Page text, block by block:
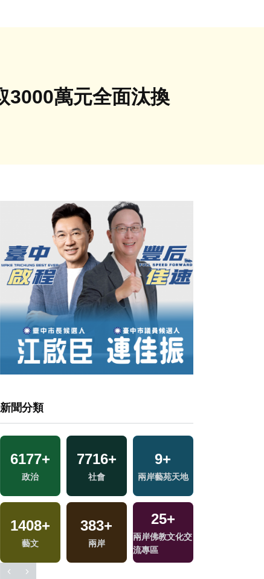
3000萬元全面汰換
新聞分類
6177+
政治
7716+
社會
9+
兩岸藝苑天地
1408+
藝文
383+
兩岸
25+
兩岸佛教文化交
流專區